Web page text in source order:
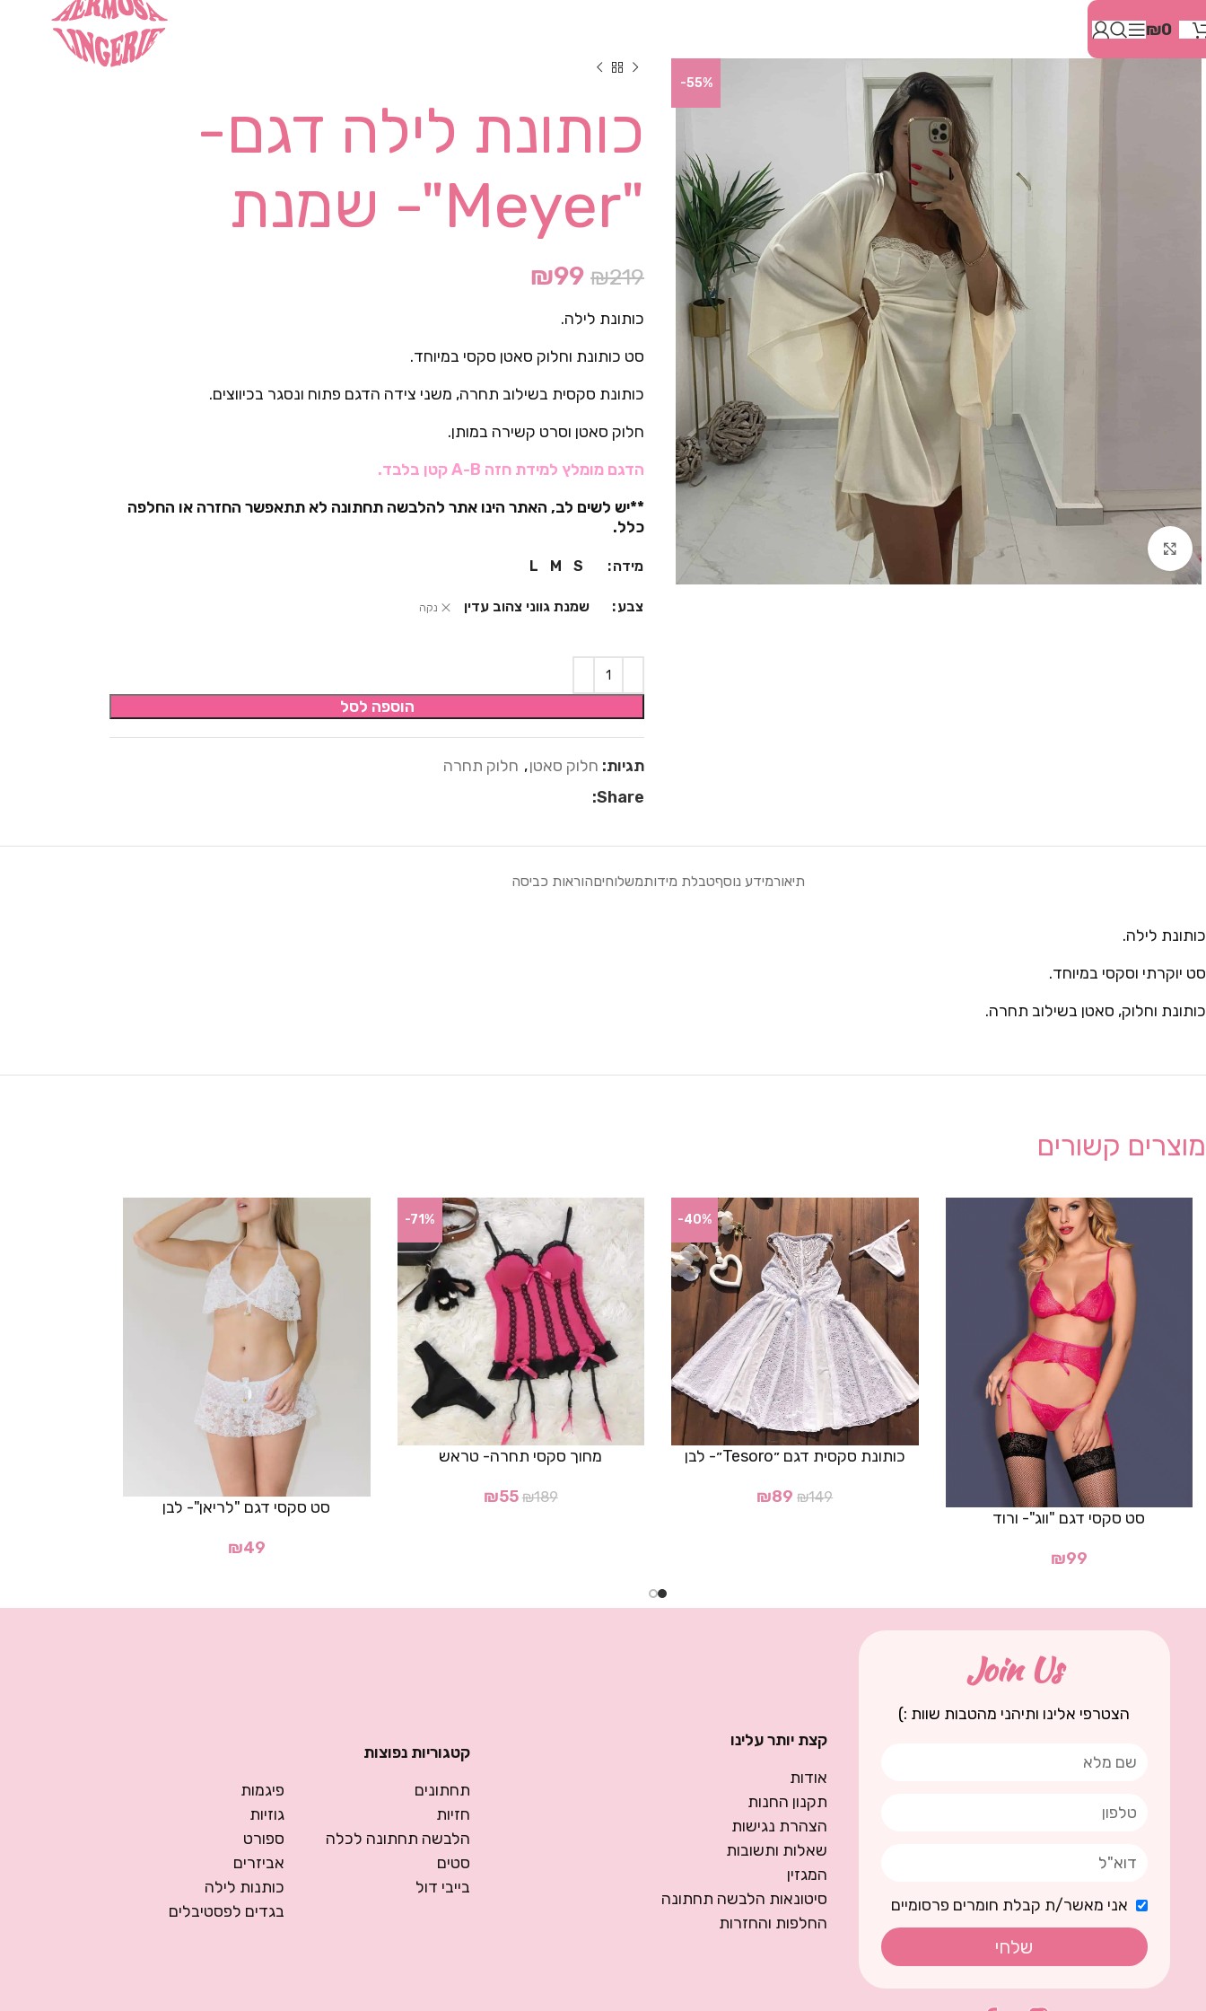
זֶה
₪0
-55%
כותונת לילה דגם-
"Meyer"- שמנת
₪219
₪99
כותונת לילה.
סט כותונת וחלוק סאטן סקסי במיוחד.
כותונת סקסית בשילוב תחרה, משני צידה הדגם פתוח ונסגר בכיווצים.
חלוק סאטן וסרט קשירה במותן.
הדגם מומלץ למידת חזה A-B קטן בלבד.
**יש לשים לב, האתר הינו אתר להלבשה תחתונה לא תתאפשר החזרה או החלפה
כלל.
מידה S
M
L
צבע שמנת גווני צהוב עדין נקה
הוספה לסל
תגיות: חלוק סאטן, חלוק תחרה
Share:
תיאורמידע נוסףטבלת מידותמשלוחיםהוראות כביסה
כותונת לילה.
סט יוקרתי וסקסי במיוחד.
כותונת וחלוק, סאטן בשילוב תחרה.
מוצרים קשורים
סט סקסי דגם "ווג"- ורוד
₪99
-40%
כותונת סקסית דגם ״Tesoro״- לבן
₪149
₪89
-71%
מחוך סקסי תחרה- טראש
₪189
₪55
סט סקסי דגם "לריאן"- לבן
₪49
Join Us
הצטרפי אלינו ותיהני מהטבות שוות :)
אני מאשר/ת קבלת חומרים פרסומיים
שלחי
קצת יותר עלינו
אודות
תקנון החנות
הצהרת נגישות
שאלות ותשובות
המגזין
סיטונאות הלבשה תחתונה
החלפות והחזרות
קטגוריות נפוצות
תחתונים
חזיות
הלבשה תחתונה לכלה
סטים
בייבי דול
פיגמות
גוזיות
ספורט
אביזרים
כותנות לילה
בגדים לפסטיבלים